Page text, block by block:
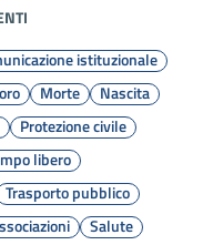
istituzionale
Morte
Nascita
Protezione civile
libero
Trasporto pubblico
Salute